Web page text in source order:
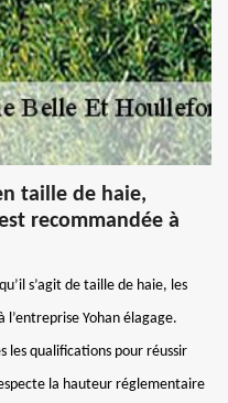
taille de haie,
recommandée à
s’agit de taille de haie, les
l’entreprise Yohan élagage.
les qualifications pour réussir
la hauteur réglementaire